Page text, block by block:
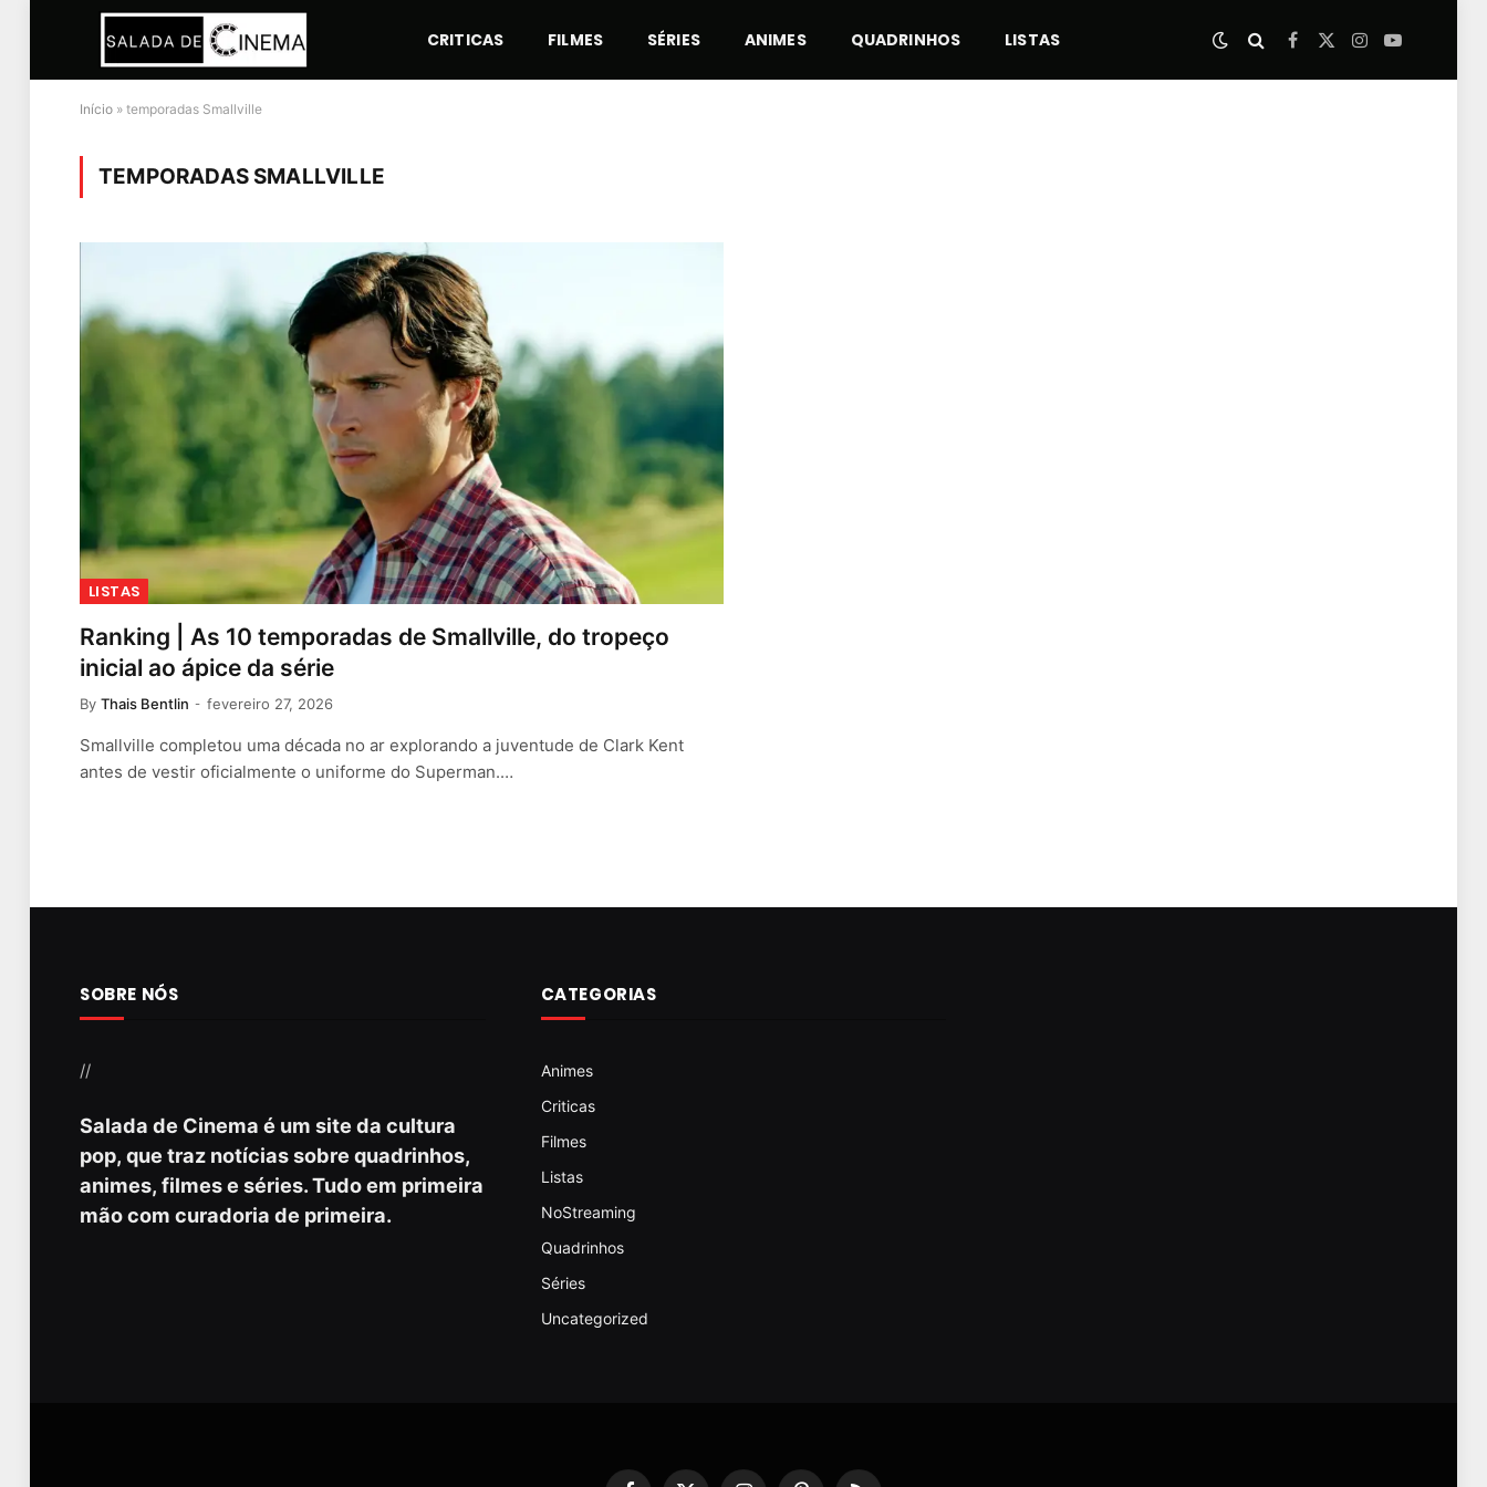
CRITICAS FILMES SÉRIES ANIMES QUADRINHOS LISTAS Facebook
X
Instagram
YouTube
Início » temporadas Smallville
TEMPORADAS SMALLVILLE
LISTAS
Ranking | As 10 temporadas de Smallville, do tropeço
inicial ao ápice da série
By Thais Bentlin fevereiro 27, 2026
Smallville completou uma década no ar explorando a juventude de Clark Kent
antes de vestir oficialmente o uniforme do Superman.…
SOBRE NÓS
//
Salada de Cinema é um site da cultura
pop, que traz notícias sobre quadrinhos,
animes, filmes e séries. Tudo em primeira
mão com curadoria de primeira.
CATEGORIAS
Animes
Criticas
Filmes
Listas
NoStreaming
Quadrinhos
Séries
Uncategorized